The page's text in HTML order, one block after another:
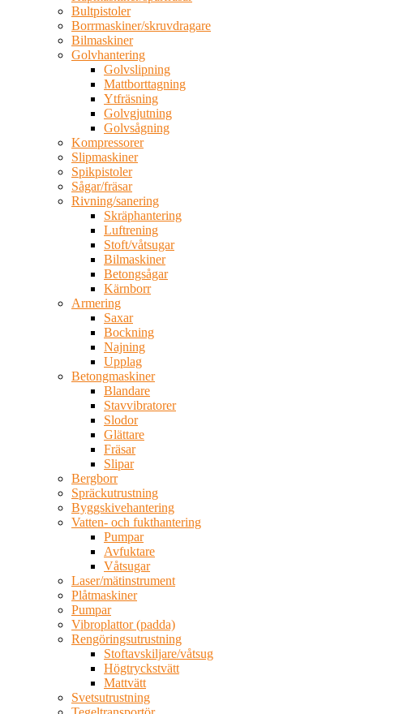
Bultpistoler
Borrmaskiner/skruvdragare
Bilmaskiner
Golvhantering
Golvslipning
Mattborttagning
Ytfräsning
Golvgjutning
Golvsågning
Kompressorer
Slipmaskiner
Spikpistoler
Sågar/fräsar
Rivning/sanering
Skräphantering
Luftrening
Stoft/våtsugar
Bilmaskiner
Betongsågar
Kärnborr
Armering
Saxar
Bockning
Najning
Upplag
Betongmaskiner
Blandare
Stavvibratorer
Slodor
Glättare
Fräsar
Slipar
Bergborr
Spräckutrustning
Byggskivehantering
Vatten- och fukthantering
Pumpar
Avfuktare
Våtsugar
Laser/mätinstrument
Plåtmaskiner
Pumpar
Vibroplattor (padda)
Rengöringsutrustning
Stoftavskiljare/våtsug
Högtryckstvätt
Mattvätt
Svetsutrustning